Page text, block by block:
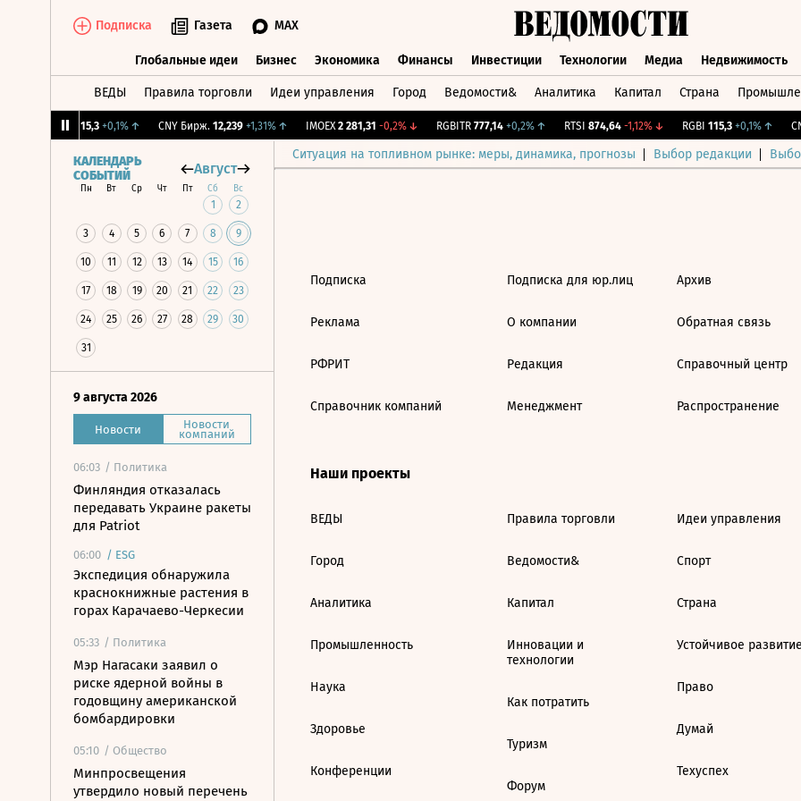
Подписка Газета MAX
Глобальные идеи Бизнес Экономика Финансы Инвестиции Технологии Медиа Недвижимость
ВЕДЫ Правила торговли Идеи управления Город Ведомости& Аналитика Капитал Страна
115,3 +0,1%↑ CNY Бирж. 12,239 +1,31%↑ IMOEX 2 281,31 -0,2%↓ RGBITR 777,14 +0,2%↑ RTSI 874,64 -1,12%↓ RGBI 115,3 +0,1%↑
Ситуация на топливном рынке: меры, динамика, прогнозы Выбор редакции
КАЛЕНДАРЬ
СОБЫТИЙ
Август
Пн Вт Ср Чт Пт Сб Вс
1 2
3 4 5 6 7 8 9
10 11 12 13 14 15 16
17 18 19 20 21 22 23
24 25 26 27 28 29 30
31
9 августа 2026
Новости Новости
компаний
06:03 / Политика
Финляндия отказалась
передавать Украине ракеты
для Patriot
06:00 / ESG
Экспедиция обнаружила
краснокнижные растения в
горах Карачаево-Черкесии
05:33 / Политика
Мэр Нагасаки заявил о
риске ядерной войны в
годовщину американской
бомбардировки
05:10 / Общество
Минпросвещения
утвердило новый перечень
Подписка
Реклама
РФРИТ
Справочник компаний
Подписка для юр.лиц
О компании
Редакция
Менеджмент
Архив
Обратная связь
Справочный центр
Распространение
Наши проекты
ВЕДЫ
Город
Аналитика
Промышленность
Наука
Здоровье
Конференции
Правила торговли
Ведомости&
Капитал
Инновации и
технологии
Как потратить
Туризм
Форум
Идеи управления
Спорт
Страна
Устойчивое
Право
Думай
Техуспех